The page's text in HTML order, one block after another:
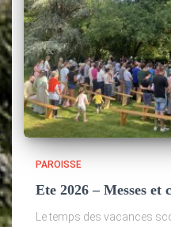
PAROISSE
Ete 2026 – Messes et
Le temps des vacances